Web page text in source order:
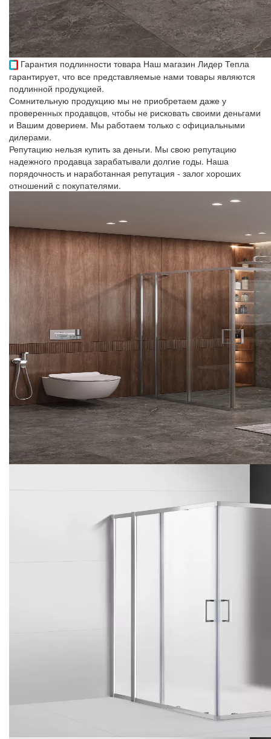
Гарантия подлинности товара Наш магазин Лидер Тепла
гарантирует, что все представляемые нами товары являются
подлинной продукцией.
Сомнительную продукцию мы не приобретаем даже у
проверенных продавцов, чтобы не рисковать своими деньгами
и Вашим доверием. Мы работаем только с официальными
дилерами.
Репутацию нельзя купить за деньги. Мы свою репутацию
надежного продавца зарабатывали долгие годы. Наша
порядочность и наработанная репутация - залог хороших
отношений с покупателями.